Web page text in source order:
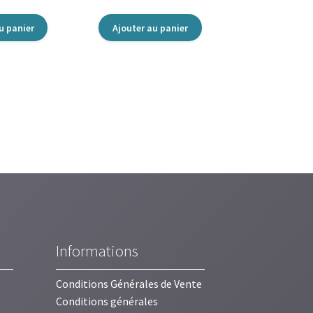
panier Ajouter au panier
Informations
Conditions Générales de Vente
Conditions générales